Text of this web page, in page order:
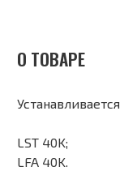
О ТОВАРЕ
LST 40K;
LFA 40K.